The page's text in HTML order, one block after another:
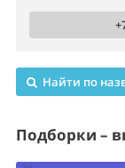
Найти по
Подборки –